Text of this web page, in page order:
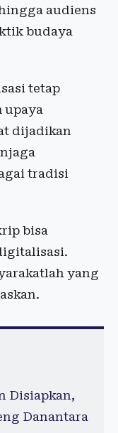
audiens
budaya
tetap
upaya
dijadikan
tradisi
bisa
yang
Disiapkan,
Danantara